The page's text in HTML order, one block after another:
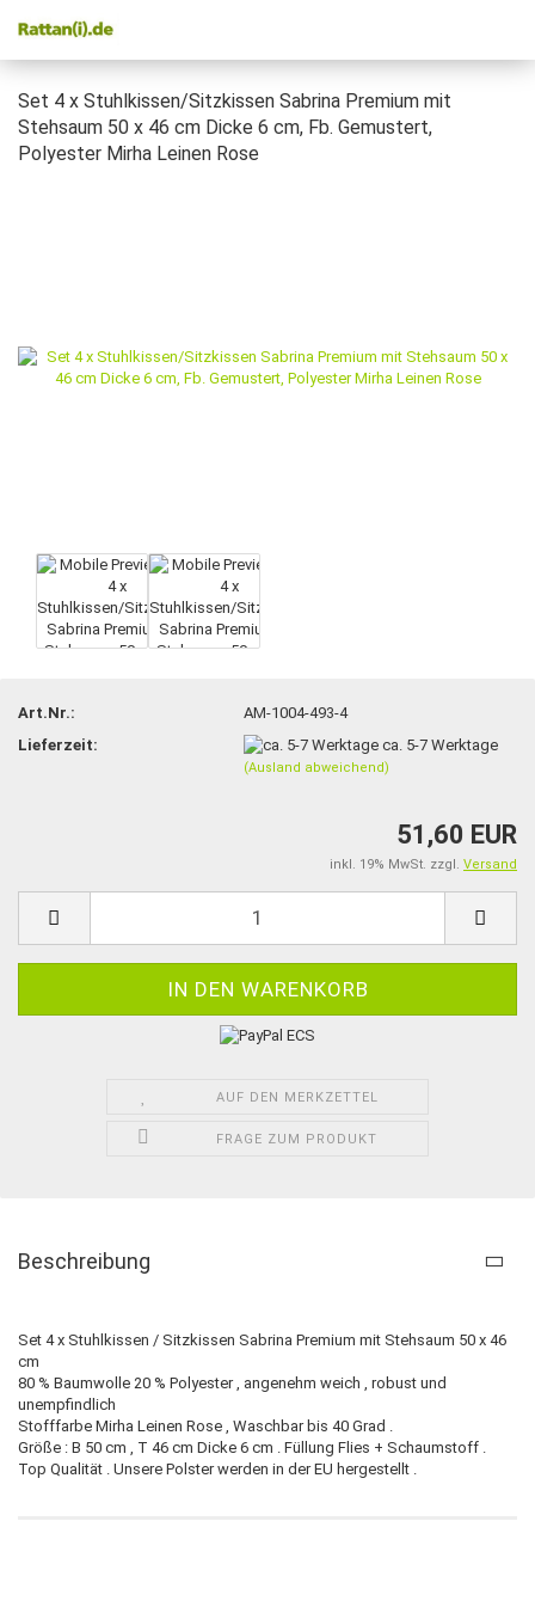
Set 4 x Stuhlkissen/Sitzkissen Sabrina Premium mit
Stehsaum 50 x 46 cm Dicke 6 cm, Fb. Gemustert,
Polyester Mirha Leinen Rose
Art.Nr.:
AM-1004-493-4
Lieferzeit:
ca. 5-7 Werktage
(Ausland abweichend)
51,60 EUR
inkl. 19% MwSt. zzgl. Versand
AUF DEN MERKZETTEL
FRAGE ZUM PRODUKT
Beschreibung
Set 4 x Stuhlkissen / Sitzkissen Sabrina Premium mit Stehsaum 50 x 46
cm
80 % Baumwolle 20 % Polyester , angenehm weich , robust und
unempfindlich
Stofffarbe Mirha Leinen Rose , Waschbar bis 40 Grad .
Größe : B 50 cm , T 46 cm Dicke 6 cm . Füllung Flies + Schaumstoff .
Top Qualität . Unsere Polster werden in der EU hergestellt .